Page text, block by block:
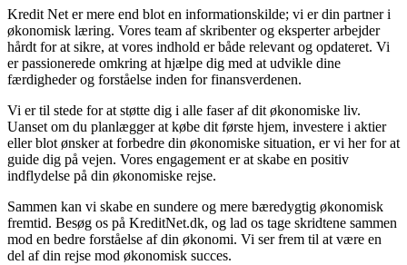
Kredit Net er mere end blot en informationskilde; vi er din partner i
økonomisk læring. Vores team af skribenter og eksperter arbejder
hårdt for at sikre, at vores indhold er både relevant og opdateret. Vi
er passionerede omkring at hjælpe dig med at udvikle dine
færdigheder og forståelse inden for finansverdenen.
Vi er til stede for at støtte dig i alle faser af dit økonomiske liv.
Uanset om du planlægger at købe dit første hjem, investere i aktier
eller blot ønsker at forbedre din økonomiske situation, er vi her for at
guide dig på vejen. Vores engagement er at skabe en positiv
indflydelse på din økonomiske rejse.
Sammen kan vi skabe en sundere og mere bæredygtig økonomisk
fremtid. Besøg os på KreditNet.dk, og lad os tage skridtene sammen
mod en bedre forståelse af din økonomi. Vi ser frem til at være en
del af din rejse mod økonomisk succes.